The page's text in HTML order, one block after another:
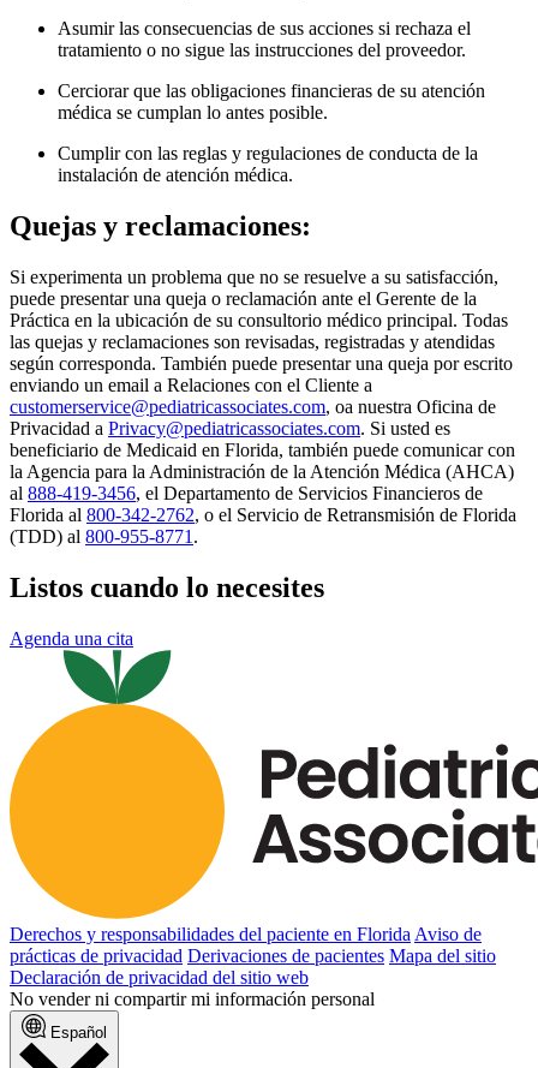
Asumir las consecuencias de sus acciones si rechaza el
tratamiento o no sigue las instrucciones del proveedor.
Cerciorar que las obligaciones financieras de su atención
médica se cumplan lo antes posible.
Cumplir con las reglas y regulaciones de conducta de la
instalación de atención médica.
Quejas y reclamaciones:
Si experimenta un problema que no se resuelve a su satisfacción,
puede presentar una queja o reclamación ante el Gerente de la
Práctica en la ubicación de su consultorio médico principal. Todas
las quejas y reclamaciones son revisadas, registradas y atendidas
según corresponda. También puede presentar una queja por escrito
enviando un email a Relaciones con el Cliente a
customerservice@pediatricassociates.com, oa nuestra Oficina de
Privacidad a Privacy@pediatricassociates.com. Si usted es
beneficiario de Medicaid en Florida, también puede comunicar con
la Agencia para la Administración de la Atención Médica (AHCA)
al 888-419-3456, el Departamento de Servicios Financieros de
Florida al 800-342-2762, o el Servicio de Retransmisión de Florida
(TDD) al 800-955-8771 .
Listos cuando lo necesites
Agenda una cita
Derechos y responsabilidades del paciente en Florida Aviso de
prácticas de privacidad Derivaciones de pacientes Mapa del sitio
Declaración de privacidad del sitio web
No vender ni compartir mi información personal
Español